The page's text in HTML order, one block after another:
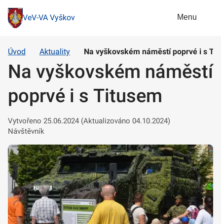
VeV-VA Vyškov Menu
Úvod Aktuality Na vyškovském náměstí poprvé i s
Na vyškovském náměstí
poprvé i s Titusem
Vytvořeno 25.06.2024 (Aktualizováno 04.10.2024)
Návštěvník